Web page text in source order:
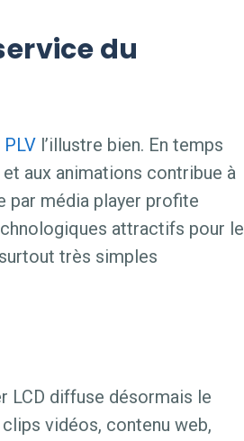
du
l’illustre bien. En temps
aux animations contribue à
par média player profite
attractifs pour le
très simples
LCD diffuse désormais le
vidéos, contenu web,